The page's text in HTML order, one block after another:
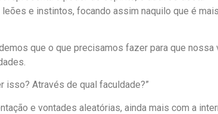
e instintos, focando assim naquilo que é mais
que o que precisamos fazer para que nossa
isso? Através de qual faculdade?”
e vontades aleatórias, ainda mais com a